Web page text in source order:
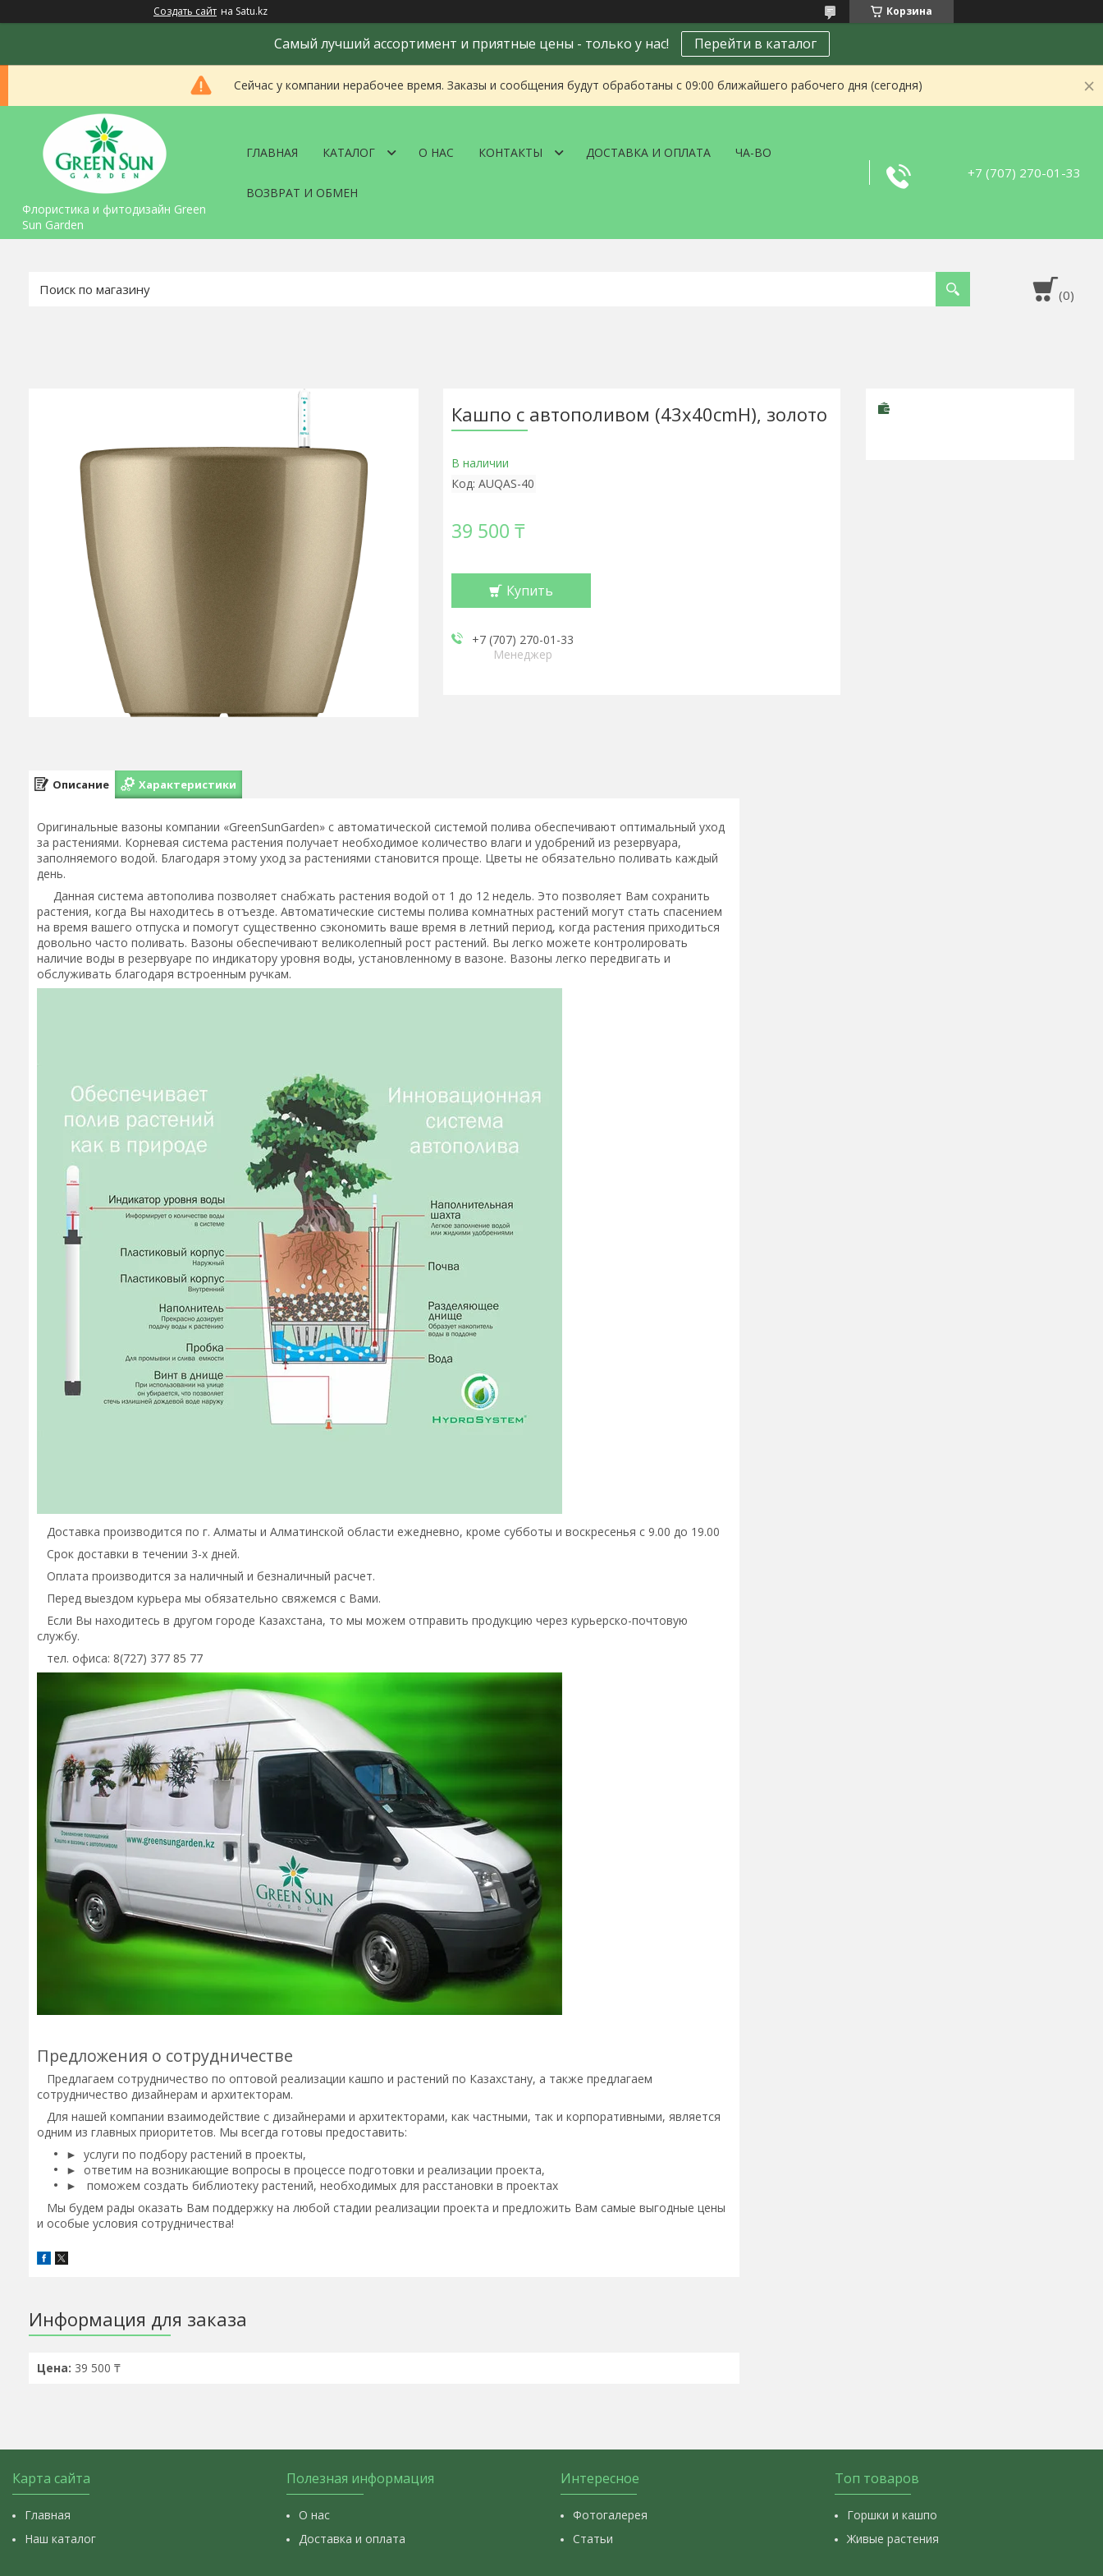
Создать сайт на Satu.kz Корзина
Самый лучший ассортимент и приятные цены - только у нас! Перейти в каталог
Сейчас у компании нерабочее время. Заказы и сообщения будут обработаны с 09:00 ближайшего рабочего дня (сегодня)
Флористика и фитодизайн Green
Sun Garden
ГЛАВНАЯ КАТАЛОГ О НАС КОНТАКТЫ ДОСТАВКА И ОПЛАТА ЧА-ВО
ВОЗВРАТ И ОБМЕН
+7 (707) 270-01-33
Кашпо с автополивом (43х40cmH), золото
В наличии
Код: AUQAS-40
39 500 ₸
Купить
+7 (707) 270-01-33
Менеджер
Описание Характеристики
Оригинальные вазоны компании «GreenSunGarden» с автоматической системой полива обеспечивают оптимальный уход
за растениями. Корневая система растения получает необходимое количество влаги и удобрений из резервуара,
заполняемого водой. Благодаря этому уход за растениями становится проще. Цветы не обязательно поливать каждый
день.
Данная система автополива позволяет снабжать растения водой от 1 до 12 недель. Это позволяет Вам сохранить
растения, когда Вы находитесь в отъезде. Автоматические системы полива комнатных растений могут стать спасением
на время вашего отпуска и помогут существенно сэкономить ваше время в летний период, когда растения приходиться
довольно часто поливать. Вазоны обеспечивают великолепный рост растений. Вы легко можете контролировать
наличие воды в резервуаре по индикатору уровня воды, установленному в вазоне. Вазоны легко передвигать и
обслуживать благодаря встроенным ручкам.
Доставка производится по г. Алматы и Алматинской области ежедневно, кроме субботы и воскресенья с 9.00 до 19.00
Срок доставки в течении 3-х дней.
Оплата производится за наличный и безналичный расчет.
Перед выездом курьера мы обязательно свяжемся с Вами.
Если Вы находитесь в другом городе Казахстана, то мы можем отправить продукцию через курьерско-почтовую
службу.
тел. офиса: 8(727) 377 85 77
Предложения о сотрудничестве
Предлагаем сотрудничество по оптовой реализации кашпо и растений по Казахстану, а также предлагаем
сотрудничество дизайнерам и архитекторам.
Для нашей компании взаимодействие с дизайнерами и архитекторами, как частными, так и корпоративными, является
одним из главных приоритетов. Мы всегда готовы предоставить:
► услуги по подбору растений в проекты,
► ответим на возникающие вопросы в процессе подготовки и реализации проекта,
► поможем создать библиотеку растений, необходимых для расстановки в проектах
Мы будем рады оказать Вам поддержку на любой стадии реализации проекта и предложить Вам самые выгодные цены
и особые условия сотрудничества!
Информация для заказа
Цена: 39 500 ₸
Карта сайта
Главная
Наш каталог
Полезная информация
О нас
Доставка и оплата
Интересное
Фотогалерея
Статьи
Топ товаров
Горшки и кашпо
Живые растения